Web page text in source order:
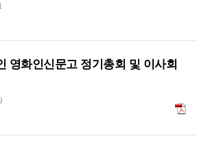
영화인신문고 정기총회 및 이사회